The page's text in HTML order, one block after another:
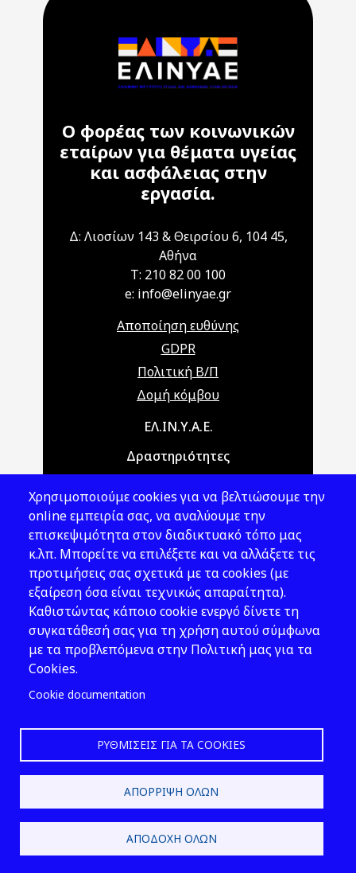
Ο φορέας των κοινωνικών
εταίρων για θέματα υγείας
και ασφάλειας στην
εργασία.
Δ: Λιοσίων 143 & Θειρσίου 6, 104 45,
Αθήνα
T: 210 82 00 100
e: info@elinyae.gr
Αποποίηση ευθύνης
GDPR
Πολιτική Β/Π
Δομή κόμβου
Main navigationΕΛ.ΙΝ.Υ.Α.Ε.
Δραστηριότητες
Νομοθεσία
Εκδόσεις
Νέα - Εκδηλώσεις
Ακολουθήστε μας
Χρησιμοποιούμε cookies για να βελτιώσουμε την
online εμπειρία σας, να αναλύουμε την
επισκεψιμότητα στον διαδικτυακό τόπο μας
κ.λπ. Μπορείτε να επιλέξετε και να αλλάξετε τις
προτιμήσεις σας σχετικά με τα cookies (με
εξαίρεση όσα είναι τεχνικώς απαραίτητα).
Καθιστώντας κάποιο cookie ενεργό δίνετε τη
συγκατάθεσή σας για τη χρήση αυτού σύμφωνα
με τα προβλεπόμενα στην Πολιτική μας για τα
Cookies.
Cookie documentation
ΡΥΘΜΊΣΕΙΣ ΓΙΑ ΤΑ COOKIES
ΑΠΌΡΡΙΨΗ ΌΛΩΝ
ΑΠΟΔΟΧΉ ΌΛΩΝ
2026 © ΕΛ.ΙΝ.Υ.Α.Ε.
Design & Development by